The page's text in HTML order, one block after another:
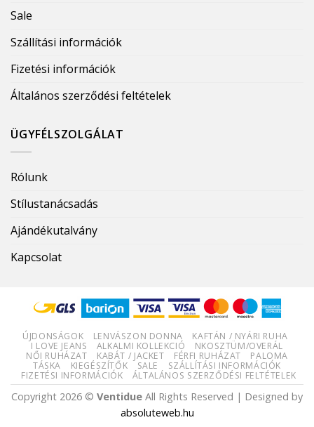
Sale
Szállítási információk
Fizetési információk
Általános szerződési feltételek
ÜGYFÉLSZOLGÁLAT
Rólunk
Stílustanácsadás
Ajándékutalvány
Kapcsolat
ÚJDONSÁGOK LENVÁSZON DONNA
KAFTÁN / NYÁRI RUHA
I LOVE JEANS
ALKALMI KOLLEKCIÓ
NKOSZTÜM/OVERÁL
NŐI RUHÁZAT
KABÁT / JACKET FÉRFI RUHÁZAT
PALOMA
TÁSKA
KIEGÉSZÍTŐK SALE
SZÁLLÍTÁSI INFORMÁCIÓK
FIZETÉSI INFORMÁCIÓK
ÁLTALÁNOS SZERZŐDÉSI FELTÉTELEK
Copyright 2026 © Ventidue All Rights Reserved | Designed by
absoluteweb.hu